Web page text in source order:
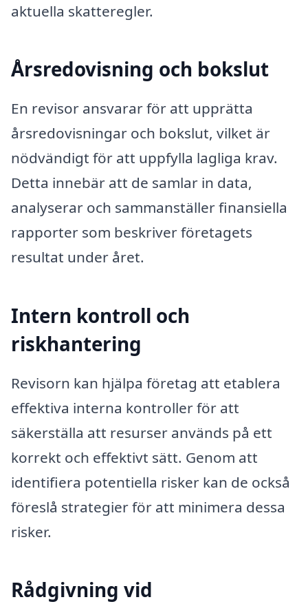
aktuella skatteregler.
Årsredovisning och bokslut
En revisor ansvarar för att upprätta
årsredovisningar och bokslut, vilket är
nödvändigt för att uppfylla lagliga krav.
Detta innebär att de samlar in data,
analyserar och sammanställer finansiella
rapporter som beskriver företagets
resultat under året.
Intern kontroll och
riskhantering
Revisorn kan hjälpa företag att etablera
effektiva interna kontroller för att
säkerställa att resurser används på ett
korrekt och effektivt sätt. Genom att
identifiera potentiella risker kan de också
föreslå strategier för att minimera dessa
risker.
Rådgivning vid